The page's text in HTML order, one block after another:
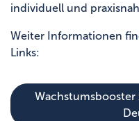
individuell und
Weiter Informationen
Links:
Wachstumsbooster